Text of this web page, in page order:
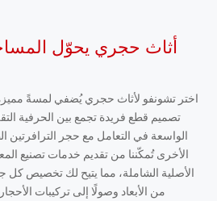
أثاث حجري يحوّل
اختر تشونفو لأثاث حجري يُضفي لمسةً
تصميم قطع فريدة تجمع بين الحرفية
الواسعة في التعامل مع حجر الترافرتين
الأخرى تُمكّننا من تقديم خدمات تصنيع
الأصلية الشاملة، مما يتيح لك تخصيص كل
من الأبعاد وصولًا إلى تركيبات